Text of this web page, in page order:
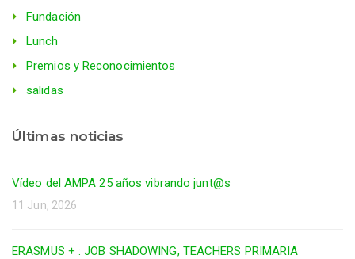
Fundación
Lunch
Premios y Reconocimientos
salidas
Últimas noticias
Vídeo del AMPA 25 años vibrando junt@s
11 Jun, 2026
ERASMUS + : JOB SHADOWING, TEACHERS PRIMARIA